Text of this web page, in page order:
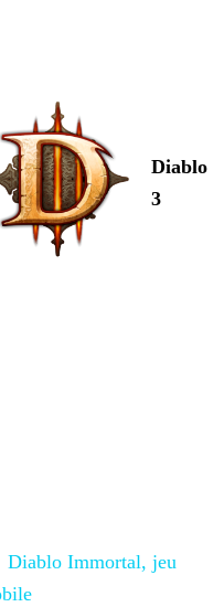
Diablo
3
Diablo Immortal, jeu